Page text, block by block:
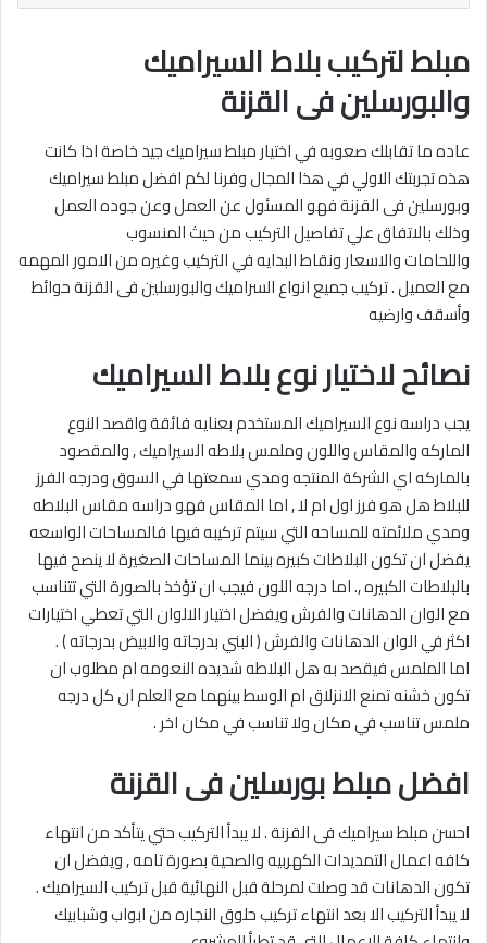
مبلط لتركيب بلاط السيراميك
والبورسلين فى القزنة
عاده ما تقابلك صعوبه في اختيار مبلط سيراميك جيد خاصة اذا كانت
هذه تجربتك الاولي في هذا المجال وفرنا لكم افضل مبلط سيراميك
وبورسلين فى القزنة فهو المسئول عن العمل وعن جوده العمل
وذلك بالاتفاق علي تفاصيل التركيب من حيث المنسوب
واللحامات والاسعار ونقاط البدايه في التركيب وغيره من الامور المهمه
مع العميل . تركيب جميع انواع السراميك والبورسلين فى القزنة حوائط
وأسقف وارضيه‎
نصائح لاختيار نوع بلاط السيراميك
يجب دراسه نوع السيراميك المستخدم بعنايه فائقة واقصد النوع
الماركه والمقاس واللون وملمس بلاطه السيراميك , والمقصود
بالماركه اي الشركة المنتجه ومدي سمعتها في السوق ودرجه الفرز
للبلاط هل هو فرز اول ام لا , اما المقاس فهو دراسه مقاس البلاطه
ومدي ملائمته للمساحه التي سيتم تركيبه فيها فالمساحات الواسعه
يفضل ان تكون البلاطات كبيره بينما المساحات الصغيرة لا ينصح فيها
بالبلاطات الكبيره ,. اما درجه اللون فيجب ان تؤخذ بالصورة التي تتناسب
مع الوان الدهانات والفرش ويفضل اختيار الالوان التي تعطي اختيارات
اكثر في الوان الدهانات والفرش ( البني بدرجاته والابيض بدرجاته ) .
اما الملمس فيقصد به هل البلاطه شديده النعومه ام مطلوب ان
تكون خشنه تمنع الانزلاق ام الوسط بينهما مع العلم ان كل درجه
ملمس تناسب في مكان ولا تناسب في مكان اخر .
افضل مبلط بورسلين فى القزنة
احسن مبلط سيراميك فى القزنة . لا يبدأ التركيب حتي يتأكد من انتهاء
كافه اعمال التمديدات الكهربيه والصحية بصورة تامه , ويفضل ان
تكون الدهانات قد وصلت لمرحلة قبل النهائية قبل تركيب السيراميك .
لا يبدأ التركيب الا بعد انتهاء تركيب حلوق النجاره من ابواب وشبابيك